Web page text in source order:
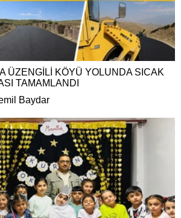
ÜZENGİLİ KÖYÜ YOLUNDA SICAK
TAMAMLANDI
Baydar